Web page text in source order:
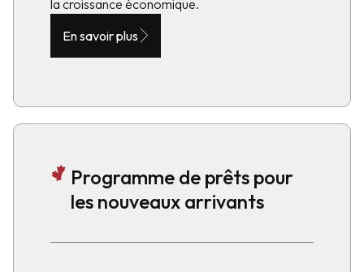
la croissance économique.
En savoir plus
Programme de prêts pour
les nouveaux arrivants